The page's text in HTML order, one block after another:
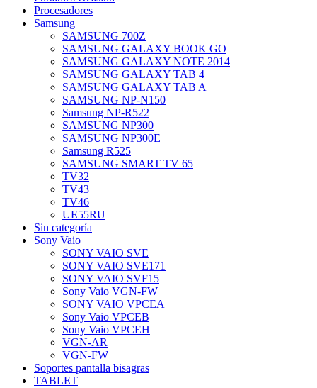
Procesadores
Samsung
SAMSUNG 700Z
SAMSUNG GALAXY BOOK GO
SAMSUNG GALAXY NOTE 2014
SAMSUNG GALAXY TAB 4
SAMSUNG GALAXY TAB A
SAMSUNG NP-N150
Samsung NP-R522
SAMSUNG NP300
SAMSUNG NP300E
Samsung R525
SAMSUNG SMART TV 65
TV32
TV43
TV46
UE55RU
Sin categoría
Sony Vaio
SONY VAIO SVE
SONY VAIO SVE171
SONY VAIO SVF15
Sony Vaio VGN-FW
SONY VAIO VPCEA
Sony Vaio VPCEB
Sony Vaio VPCEH
VGN-AR
VGN-FW
Soportes pantalla bisagras
TABLET